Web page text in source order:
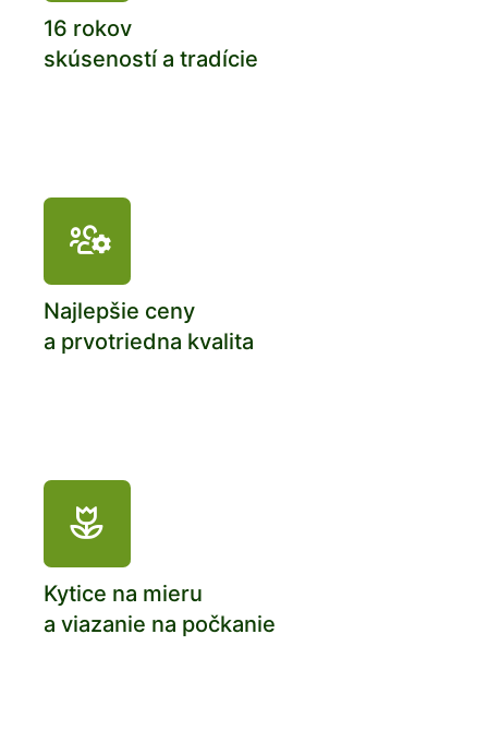
16 rokov
skúseností a tradície
Najlepšie ceny
a prvotriedna kvalita
Kytice na mieru
a viazanie na počkanie